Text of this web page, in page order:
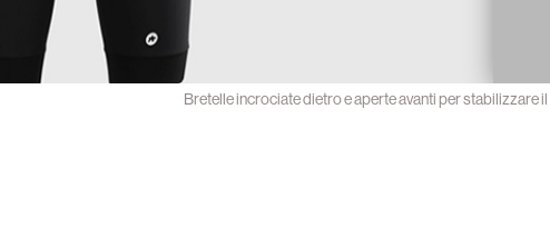
Bretelle incrociate dietro e aperte avanti per stabilizzare